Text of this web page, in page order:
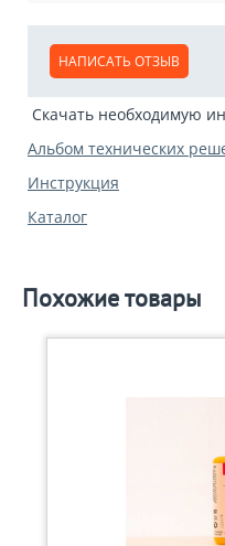
НАПИСАТЬ ОТЗЫВ
Скачать необходимую
Альбом технических
Инструкция
Каталог
Похожие товары